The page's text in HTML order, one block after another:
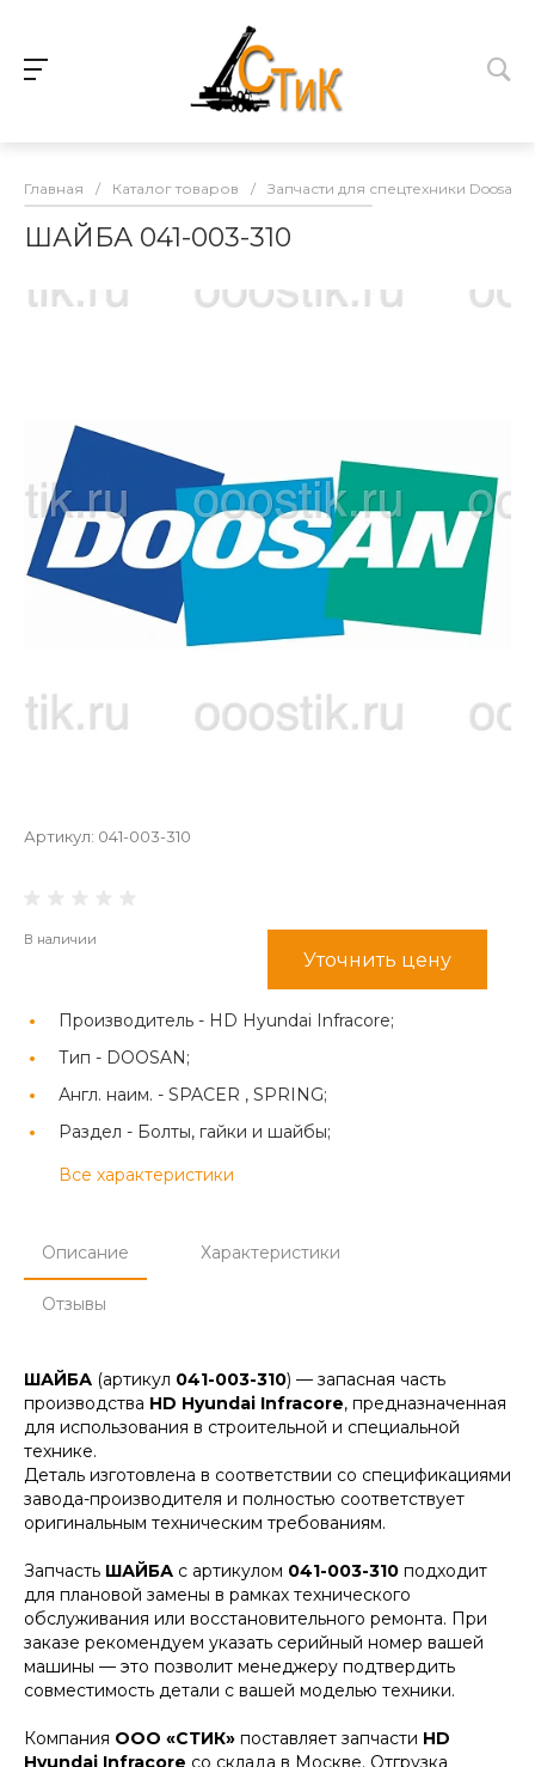
Главная / Каталог товаров / Запчасти для спецтехники Doosan
ШАЙБА 041-003-310
Артикул: 041-003-310
В наличии
Уточнить цену
Производитель - HD Hyundai Infracore;
Тип - DOOSAN;
Англ. наим. - SPACER , SPRING;
Раздел - Болты, гайки и шайбы;
Все характеристики
Описание Характеристики
Отзывы
ШАЙБА (артикул 041-003-310) — запасная часть
производства HD Hyundai Infracore, предназначенная
для использования в строительной и специальной
технике.
Деталь изготовлена в соответствии со спецификациями
завода-производителя и полностью соответствует
оригинальным техническим требованиям.
Запчасть ШАЙБА с артикулом 041-003-310 подходит
для плановой замены в рамках технического
обслуживания или восстановительного ремонта. При
заказе рекомендуем указать серийный номер вашей
машины — это позволит менеджеру подтвердить
совместимость детали с вашей моделью техники.
Компания ООО «СТИК» поставляет запчасти HD
Hyundai Infracore со склада в Москве. Отгрузка